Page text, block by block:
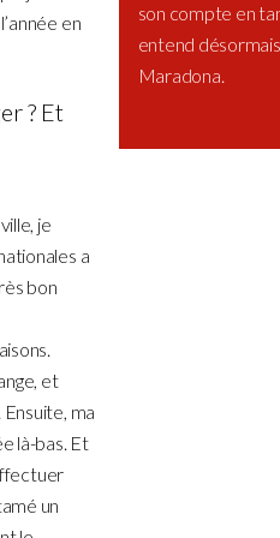
en
? Et
je
a
bon
et
ma
là-bas. Et
un
son compte en
entend
Maradona.